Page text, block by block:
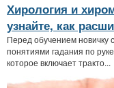
Хирология и
узнайте, как
Перед обучением новичку
понятиями гадания по
которое включает тракто...